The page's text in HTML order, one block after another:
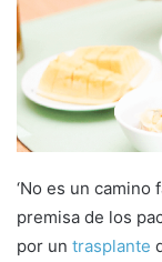
‘No es un camino
premisa de los
por un trasplante